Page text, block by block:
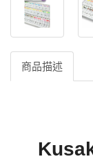
商品描述